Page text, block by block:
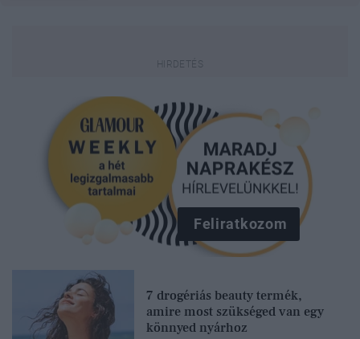
Feliratkozom
7 drogériás beauty termék,
amire most szükséged van egy
könnyed nyárhoz